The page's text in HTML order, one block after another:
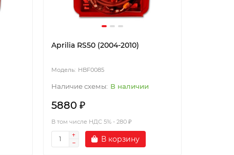
Aprilia RS50 (2004-2010)
HBF0085
В наличии
5880 ₽
В том числе НДС 5% - 280 ₽
В корзину